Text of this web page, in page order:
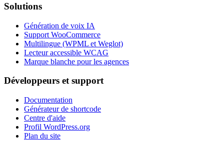
Solutions
Génération de voix IA
Support WooCommerce
Multilingue (WPML et Weglot)
Lecteur accessible WCAG
Marque blanche pour les agences
Développeurs et support
Documentation
Générateur de shortcode
Centre d'aide
Profil WordPress.org
Plan du site